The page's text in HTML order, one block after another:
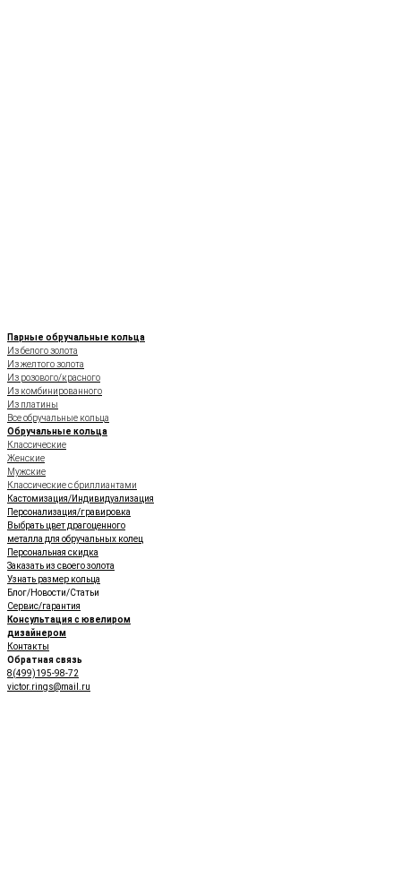
Парные обручальные кольца
Из белого золота
Из желтого золота
Из розового/красного
Из комбинированного
Из платины
Все обручальные кольца
Обручальные кольца
Классические
Женские
Мужские
Классические с бриллиантами
Кастомизация/Индивидуализация
Персонализация/гравировка
Выбрать цвет драгоценного
металла для обручальных колец
Персональная скидка
Заказать из своего золота
Узнать размер кольца
Блог/Новости/Статьи
Сервис/гарантия
Консультация с ювелиром
дизайнером
Контакты
Обратная связь
8(499)195-98-72
victor.rings@mail.ru